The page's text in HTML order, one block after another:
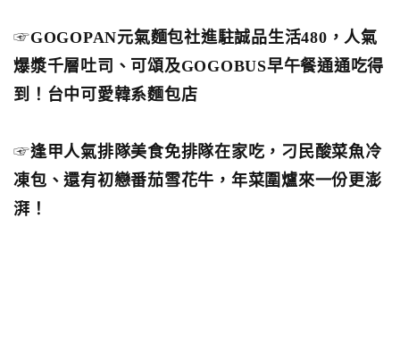
☞GOGOPAN元氣麵包社進駐誠品生活480，人氣
爆漿千層吐司、可頌及GOGOBUS早午餐通通吃得
到！台中可愛韓系麵包店
☞逢甲人氣排隊美食免排隊在家吃，刁民酸菜魚冷
凍包、還有初戀番茄雪花牛，年菜圍爐來一份更澎
湃！